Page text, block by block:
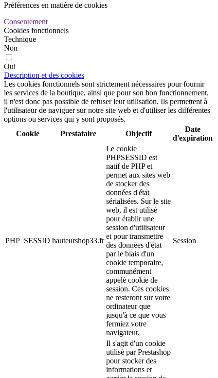
Préférences en matière de cookies
Consentement
Cookies fonctionnels
Technique
Non
Oui
Description et des cookies
Les cookies fonctionnels sont strictement nécessaires pour fournir
les services de la boutique, ainsi que pour son bon fonctionnement,
il n'est donc pas possible de refuser leur utilisation. Ils permettent à
l'utilisateur de naviguer sur notre site web et d'utiliser les différentes
options ou services qui y sont proposés.
Cookie
Prestataire Objectif
Date
d'expiration
PHP_SESSID hauteurshop33.fr
Le cookie
PHPSESSID est
natif de PHP et
permet aux sites web
de stocker des
données d'état
sérialisées. Sur le site
web, il est utilisé
pour établir une
session d'utilisateur
et pour transmettre
des données d'état
par le biais d'un
cookie temporaire,
communément
appelé cookie de
session. Ces cookies
ne resteront sur votre
ordinateur que
jusqu'à ce que vous
fermiez votre
navigateur.
Session
Il s'agit d'un cookie
utilisé par Prestashop
pour stocker des
informations et